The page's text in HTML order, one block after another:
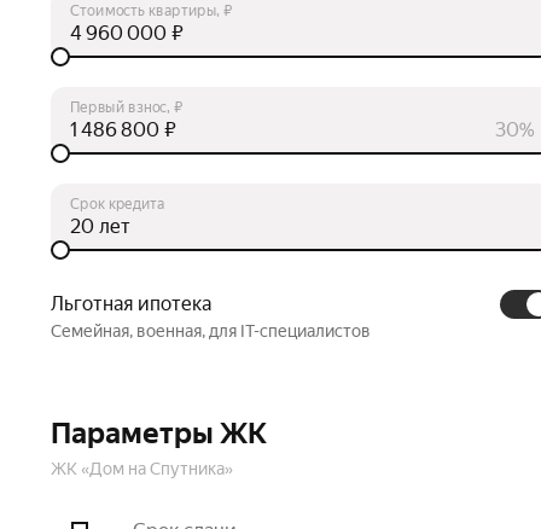
Стоимость квартиры, ₽
₽
Первый взнос, ₽
30%
₽
Срок кредита
лет
Льготная ипотека
Семейная, военная, для IT-специалистов
Параметры ЖК
ЖК «Дом на Спутника»